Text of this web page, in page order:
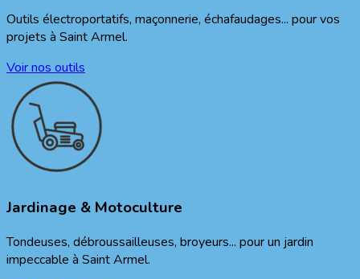
Outils électroportatifs, maçonnerie, échafaudages... pour vos
projets à Saint Armel.
Voir nos outils
Jardinage & Motoculture
Tondeuses, débroussailleuses, broyeurs... pour un jardin
impeccable à Saint Armel.